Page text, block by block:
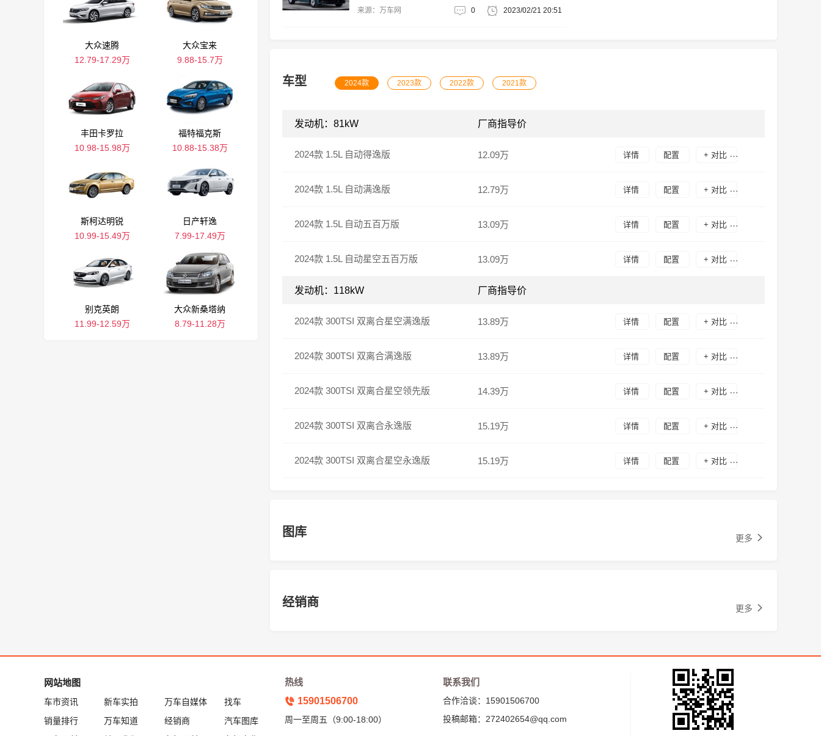
大众速腾
12.79-17.29万
大众宝来
9.88-15.7万
丰田卡罗拉
10.98-15.98万
福特福克斯
10.88-15.38万
斯柯达明锐
10.99-15.49万
日产轩逸
7.99-17.49万
别克英朗
11.99-12.59万
大众新桑塔纳
8.79-11.28万
大众朗逸XR或将于今年4月份正式发布。据悉，新车的申
来源：万车网 0 2023/02/21 20:51
车型 2024款 2023款 2022款 2021款
发动机：81kW 厂商指导价
2024款 1.5L 自动得逸版 12.09万 详情 配置 + 对比
2024款 1.5L 自动满逸版 12.79万 详情 配置 + 对比
2024款 1.5L 自动五百万版 13.09万 详情 配置 + 对比
2024款 1.5L 自动星空五百万版 13.09万 详情 配置 + 对比
发动机：118kW 厂商指导价
2024款 300TSI 双离合星空满逸版 13.89万 详情 配置 + 对比
2024款 300TSI 双离合满逸版 13.89万 详情 配置 + 对比
2024款 300TSI 双离合星空领先版 14.39万 详情 配置 + 对比
2024款 300TSI 双离合永逸版 15.19万 详情 配置 + 对比
2024款 300TSI 双离合星空永逸版 15.19万 详情 配置 + 对比
图库 更多
经销商 更多
网站地图
车市资讯 新车实拍 万车自媒体
找车
销量排行
万车知道 经销商
汽车图库
热线
15901506700
周一至周五（9:00-18:00）
联系我们
合作洽谈：15901506700
投稿邮箱：272402654@qq.com